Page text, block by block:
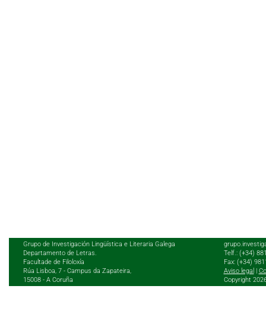
Grupo de Investigación Lingüística e Literaria Galega
Departamento de Letras.
Facultade de Filoloxía
Rúa Lisboa, 7 - Campus da Zapateira,
15008 - A Coruña
Telf.: (+34)
Fax: (+34)
Aviso legal
Copyright